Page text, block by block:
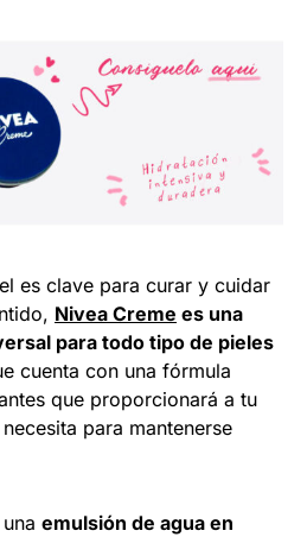
es clave para curar y cuidar
Nivea Creme es una
para todo tipo de pieles
cuenta con una fórmula
que proporcionará a tu
para mantenerse
emulsión de agua en